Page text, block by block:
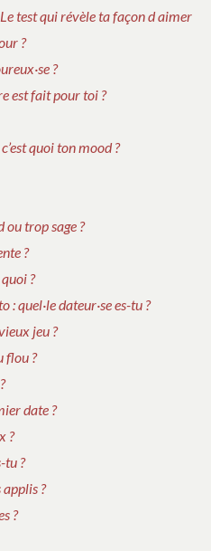
test qui révèle ta façon d aimer
?
?
est fait pour toi ?
quoi ton mood ?
ou trop sage ?
?
?
: quel·le dateur·se es-tu ?
jeu ?
flou ?
date ?
?
tu ?
applis ?
?